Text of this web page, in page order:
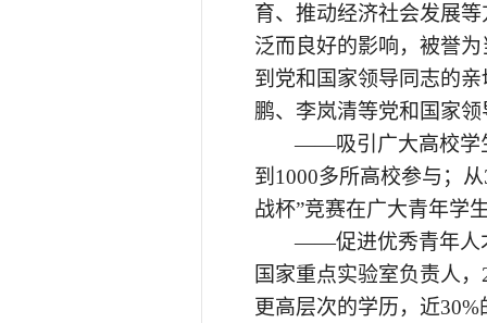
育、推动经济社会发展
泛而良好的影响，被誉
到党和国家领导同志的
鹏、李岚清等党和国家
——吸引广大高校学
到1000多所高校参与；
战杯”竞赛在广大青年学
——促进优秀青年人
国家重点实验室负责人
更高层次的学历，近